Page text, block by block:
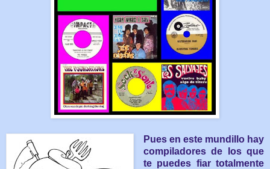
Pues en este mundillo hay
compiladores de los que
te puedes fiar totalmente